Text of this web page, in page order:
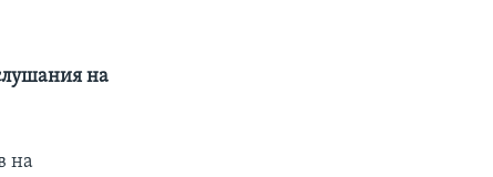
на
на